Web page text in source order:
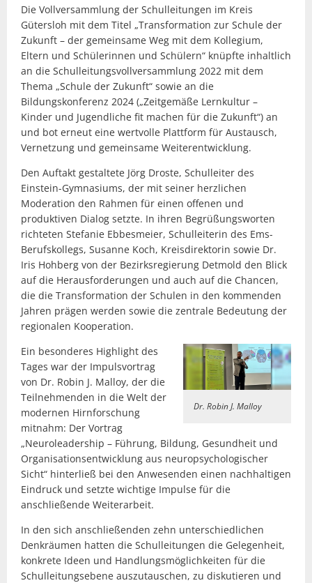
Die Vollversammlung der Schulleitungen im Kreis
Gütersloh mit dem Titel „Transformation zur Schule der
Zukunft – der gemeinsame Weg mit dem Kollegium,
Eltern und Schülerinnen und Schülern“ knüpfte inhaltlich
an die Schulleitungsvollversammlung 2022 mit dem
Thema „Schule der Zukunft“ sowie an die
Bildungskonferenz 2024 („Zeitgemäße Lernkultur –
Kinder und Jugendliche fit machen für die Zukunft“) an
und bot erneut eine wertvolle Plattform für Austausch,
Vernetzung und gemeinsame Weiterentwicklung.
Den Auftakt gestaltete Jörg Droste, Schulleiter des
Einstein-Gymnasiums, der mit seiner herzlichen
Moderation den Rahmen für einen offenen und
produktiven Dialog setzte. In ihren Begrüßungsworten
richteten Stefanie Ebbesmeier, Schulleiterin des Ems-
Berufskollegs, Susanne Koch, Kreisdirektorin sowie Dr.
Iris Hohberg von der Bezirksregierung Detmold den Blick
auf die Herausforderungen und auch auf die Chancen,
die die Transformation der Schulen in den kommenden
Jahren prägen werden sowie die zentrale Bedeutung der
regionalen Kooperation.
Dr. Robin J. Malloy
Ein besonderes Highlight des
Tages war der Impulsvortrag
von Dr. Robin J. Malloy, der die
Teilnehmenden in die Welt der
modernen Hirnforschung
mitnahm: Der Vortrag
„Neuroleadership – Führung, Bildung, Gesundheit und
Organisationsentwicklung aus neuropsychologischer
Sicht“ hinterließ bei den Anwesenden einen nachhaltigen
Eindruck und setzte wichtige Impulse für die
anschließende Weiterarbeit.
In den sich anschließenden zehn unterschiedlichen
Denkräumen hatten die Schulleitungen die Gelegenheit,
konkrete Ideen und Handlungsmöglichkeiten für die
Schulleitungsebene auszutauschen, zu diskutieren und